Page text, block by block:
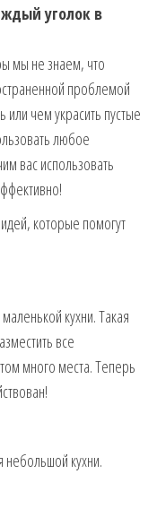
уголок в
мы не знаем, что
проблемой
или чем украсить пустые
любое
вас использовать
которые помогут
кухни. Такая
все
много места. Теперь
кухни.